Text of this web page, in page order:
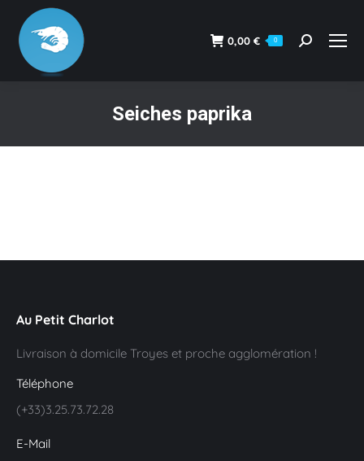
0,00 € 0
Recherche
Seiches paprika
Au Petit Charlot
Livraison à domicile Troyes et proche agglomération !
Téléphone
(+33)3.25.73.72.28
E-Mail